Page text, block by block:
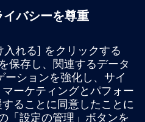
分析
害調査のための複雑なアセン
よる3D疲労亀裂伝播の自動
。
応力強度係数、複数の亀裂処